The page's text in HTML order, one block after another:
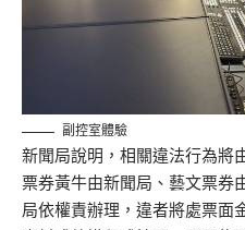
副控室體驗
新聞局說明，相關違法行為將
票券黃牛由新聞局、藝文票券
局依權責辦理，違者將處票面